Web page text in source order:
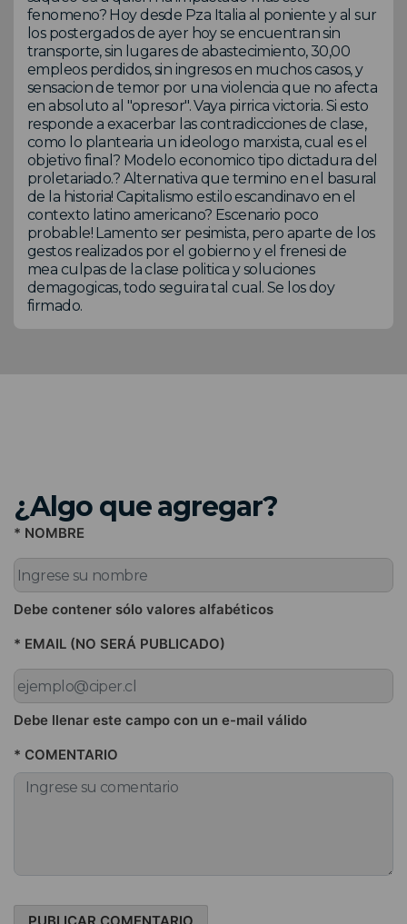
fenomeno? Hoy desde Pza Italia al poniente y al sur
los postergados de ayer hoy se encuentran sin
transporte, sin lugares de abastecimiento, 30,00
empleos perdidos, sin ingresos en muchos casos, y
sensacion de temor por una violencia que no afecta
en absoluto al "opresor". Vaya pirrica victoria. Si esto
responde a exacerbar las contradicciones de clase,
como lo plantearia un ideologo marxista, cual es el
objetivo final? Modelo economico tipo dictadura del
proletariado.? Alternativa que termino en el basural
de la historia! Capitalismo estilo escandinavo en el
contexto latino americano? Escenario poco
probable! Lamento ser pesimista, pero aparte de los
gestos realizados por el gobierno y el frenesi de
mea culpas de la clase politica y soluciones
demagogicas, todo seguira tal cual. Se los doy
firmado.
¿Algo que agregar?
* NOMBRE
Debe contener sólo valores alfabéticos
* EMAIL (NO SERÁ PUBLICADO)
Debe llenar este campo con un e-mail válido
* COMENTARIO